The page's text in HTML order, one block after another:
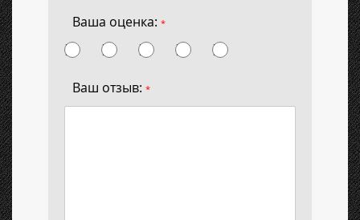
Ваша оценка: *
Ваш отзыв: *